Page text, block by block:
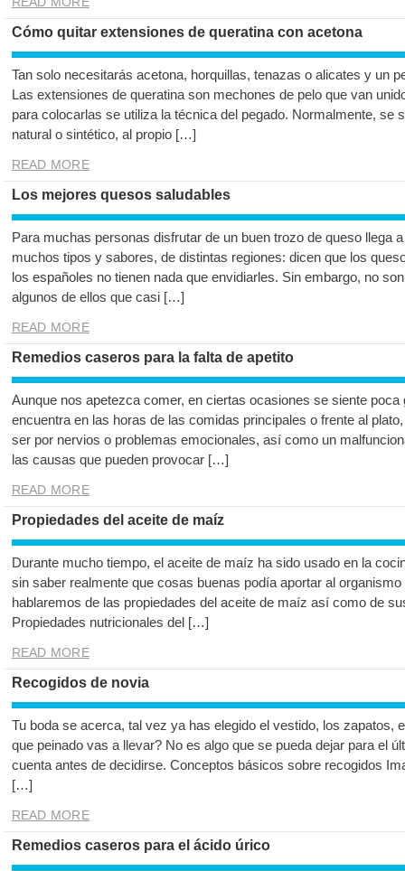
Cómo quitar extensiones de queratina con acetona
Tan solo necesitarás acetona, horquillas, tenazas o alicates y un
Las extensiones de queratina son mechones de pelo que van
para colocarlas se utiliza la técnica del pegado. Normalmente, se
natural o sintético, al propio […]
READ MORE
Los mejores quesos saludables
Para muchas personas disfrutar de un buen trozo de queso llega
muchos tipos y sabores, de distintas regiones: dicen que los
los españoles no tienen nada que envidiarles. Sin embargo, no
algunos de ellos que casi […]
READ MORE
Remedios caseros para la falta de apetito
Aunque nos apetezca comer, en ciertas ocasiones se siente poca
encuentra en las horas de las comidas principales o frente al
ser por nervios o problemas emocionales, así como un
las causas que pueden provocar […]
READ MORE
Propiedades del aceite de maíz
Durante mucho tiempo, el aceite de maíz ha sido usado en la
sin saber realmente que cosas buenas podía aportar al
hablaremos de las propiedades del aceite de maíz así como de
Propiedades nutricionales del […]
READ MORE
Recogidos de novia
Tu boda se acerca, tal vez ya has elegido el vestido, los zapatos,
que peinado vas a llevar? No es algo que se pueda dejar para el
cuenta antes de decidirse. Conceptos básicos sobre recogidos
[…]
READ MORE
Remedios caseros para el ácido úrico